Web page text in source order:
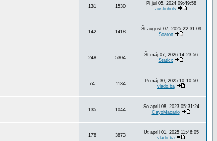
131 1530
Pi júl 05, 2024 09:49:58
austinhols
142 1418
Št august 07, 2025 22:31:09
Soaron
248 5304
Št máj 07, 2026 14:23:56
Staticx
74 1134
Pi máj 30, 2025 10:10:50
vlado.ba
135 1044
So apríl 08, 2023 05:31:24
CayoMacario
178 3873
Ut apríl 01, 2025 11:46:05
vlado.ba